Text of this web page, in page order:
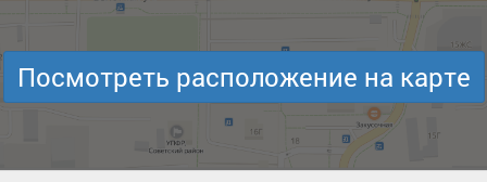
Посмотреть расположение на карте